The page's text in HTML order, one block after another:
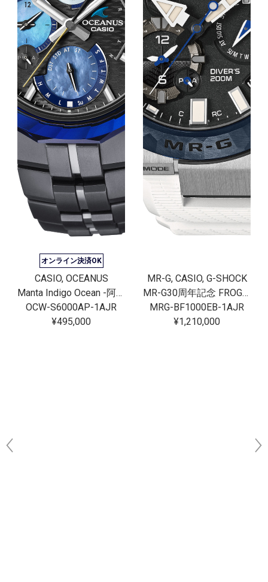
オンライン決済OK
CASIO, OCEANUS
Manta Indigo Ocean -阿波藍-
OCW-S6000AP-1AJR
¥495,000
MR-G, CASIO, G-SHOCK
MR-G30周年記念 FROGMAN[完売]
MRG-BF1000EB-1AJR
¥1,210,000